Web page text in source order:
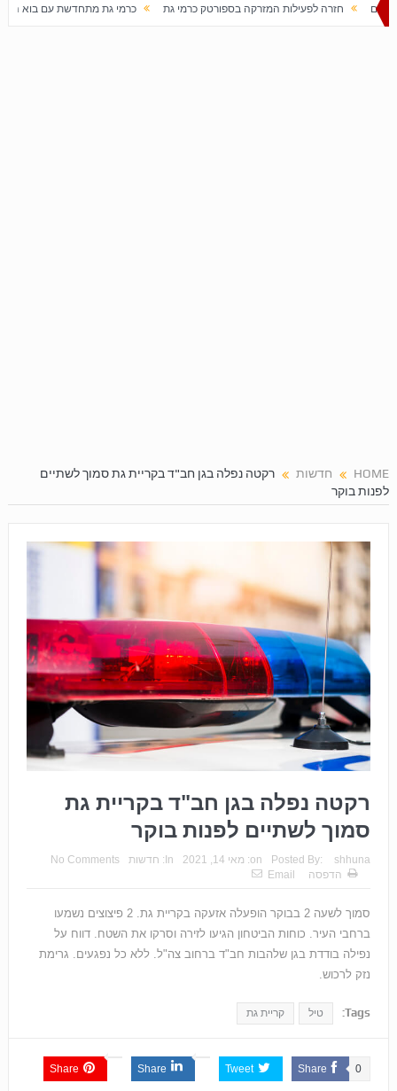
המזרקה בספורטק כרמי גת כרמי גת מתחדשת עם בוא האביב עלייה חדה
HOME חדשות
רקטה נפלה בגן חב"ד בקריית גת סמוך לשתיים
לפנות בוקר
רקטה נפלה בגן חב"ד בקריית גת
סמוך לשתיים לפנות בוקר
Posted By: shhuna
on: מאי 14, 2021 In: חדשות
No Comments
הדפסה
Email
סמוך לשעה 2 בבוקר הופעלה אזעקה בקריית גת. 2 פיצוצים נשמעו
ברחבי העיר. כוחות הביטחון הגיעו לזירה וסרקו את השטח. דווח על
נפילה בודדת בגן שלהבות חב"ד ברחוב צה"ל. ללא כל נפגעים. גרימת
נזק לרכוש.
Tags: טיל קריית גת
Share 0
Tweet
Share
Share